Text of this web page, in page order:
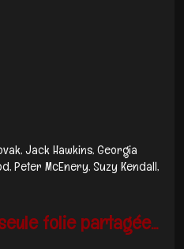
Jack Hawkins, Georgia
Peter McEnery, Suzy Kendall,
folie partagée...